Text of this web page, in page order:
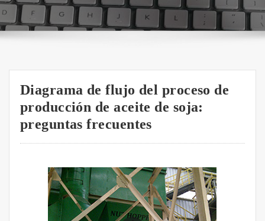
Diagrama de flujo del proceso de
producción de aceite de soja:
preguntas frecuentes